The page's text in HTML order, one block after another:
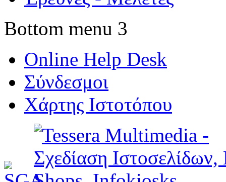
Bottom menu 3
Online Help Desk
Σύνδεσμοι
Χάρτης Ιστοτόπου